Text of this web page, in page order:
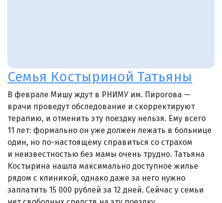
Семья Костыриной Татьяны
В феврале Мишу ждут в РНИМУ им. Пирогова —
врачи проведут обследование и скорректируют
терапию, и отменить эту поездку нельзя. Ему всего
11 лет: формально он уже должен лежать в больнице
один, но по-настоящему справиться со страхом
и неизвестностью без мамы очень трудно. Татьяна
Костырина нашла максимально доступное жилье
рядом с клиникой, однако даже за него нужно
заплатить 15 000 рублей за 12 дней. Сейчас у семьи